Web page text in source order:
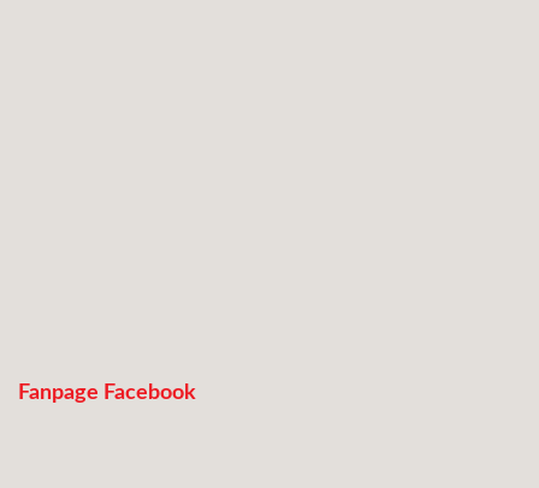
Fanpage Facebook